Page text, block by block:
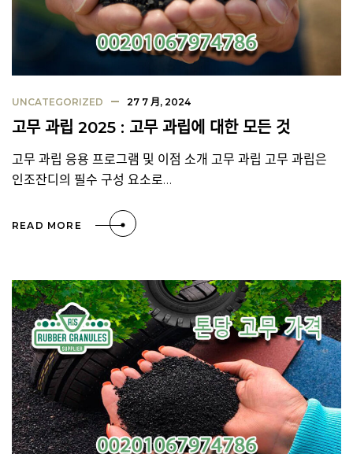
UNCATEGORIZED 27 7 月, 2024
고무 과립 2025 : 고무 과립에 대한 모든 것
고무 과립 응용 프로그램 및 이점 소개 고무 과립 고무 과립은
인조잔디의 필수 구성 요소로…
READ MORE